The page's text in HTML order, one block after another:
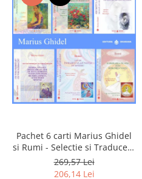
Pachet 6 carti Marius Ghidel
si Rumi - Selectie si Traducere
de Marius Ghidel
269,57 Lei
206,14 Lei